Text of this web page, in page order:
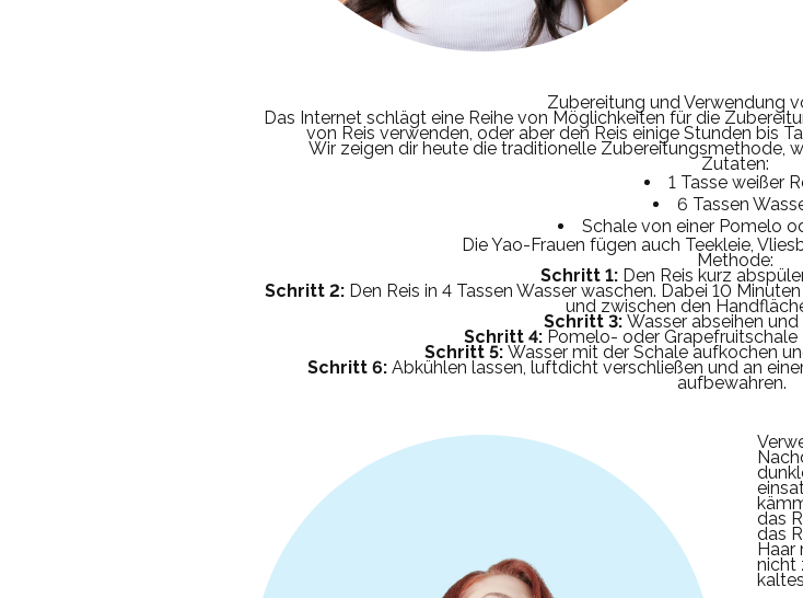
Zubereitung und Verwendung
Das Internet schlägt eine Reihe von Möglichkeiten für die
von Reis verwenden, oder aber den Reis einige Stunden bis
Wir zeigen dir heute die traditionelle Zubereitungsmethode,
Zutaten:
1 Tasse weißer
6 Tassen
Schale von einer Pomelo
Die Yao-Frauen fügen auch Teekleie,
Methode:
Schritt 1: Den Reis kurz
Schritt 2: Den Reis in 4 Tassen Wasser waschen. Dabei 10
und zwischen den
Schritt 3: Wasser abseihen
Schritt 4: Pomelo- oder Grapefruitschale
Schritt 5: Wasser mit der Schale aufkochen
Schritt 6: Abkühlen lassen, luftdicht verschließen und an
aufbewahren.
das
das
Haar
nicht